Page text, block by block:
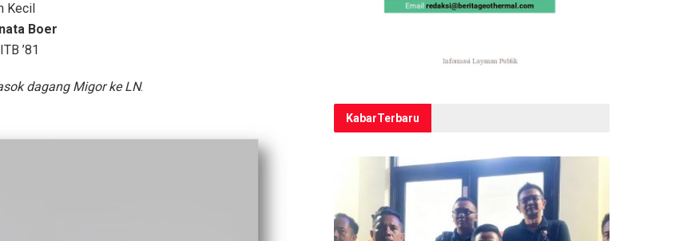
Kecil
Boer
’81
dagang Migor ke LN.
KabarTerbaru